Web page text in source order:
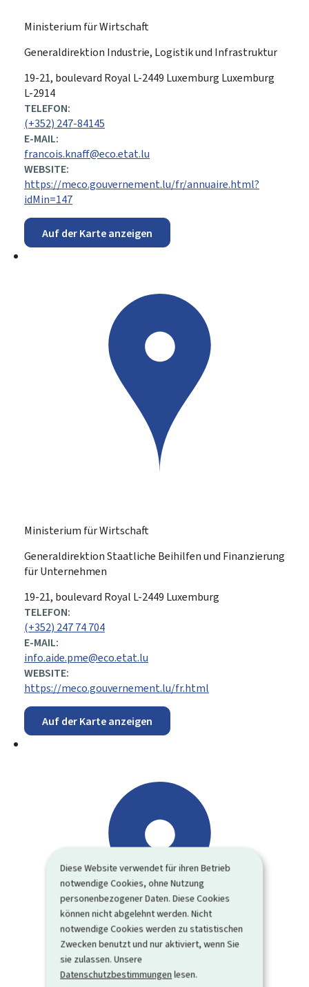
Diese Website verwendet für ihren Betrieb
notwendige Cookies, ohne Nutzung
personenbezogener Daten. Diese Cookies
können nicht abgelehnt werden. Nicht
notwendige Cookies werden zu statistischen
Zwecken benutzt und nur aktiviert, wenn Sie
sie zulassen. Unsere
Datenschutzbestimmungenlesen.
Ministerium für Wirtschaft
Generaldirektion Industrie, Logistik und Infrastruktur
ADRESSE:
19-21, boulevard Royal L-2449 Luxemburg Luxemburg
L-2914
TELEFON:
(+352) 247-84145
E-MAIL:
francois.knaff@eco.etat.lu
WEBSITE:
https://meco.gouvernement.lu/fr/annuaire.html?
idMin=147
Auf der Karte anzeigen
Ministerium für Wirtschaft
Generaldirektion Staatliche Beihilfen und Finanzierung
für Unternehmen
ADRESSE:
19-21, boulevard Royal L-2449 Luxemburg
TELEFON:
(+352) 247 74 704
E-MAIL:
info.aide.pme@eco.etat.lu
WEBSITE:
https://meco.gouvernement.lu/fr.html
Auf der Karte anzeigen